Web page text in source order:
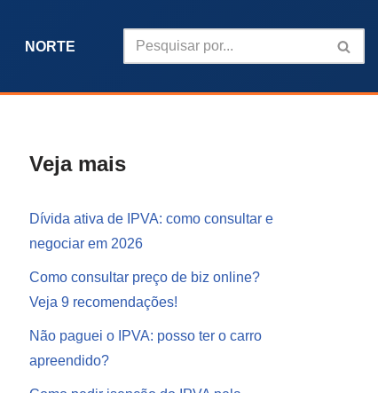
NORTE
Veja mais
Dívida ativa de IPVA: como consultar e
negociar em 2026
Como consultar preço de biz online?
Veja 9 recomendações!
Não paguei o IPVA: posso ter o carro
apreendido?